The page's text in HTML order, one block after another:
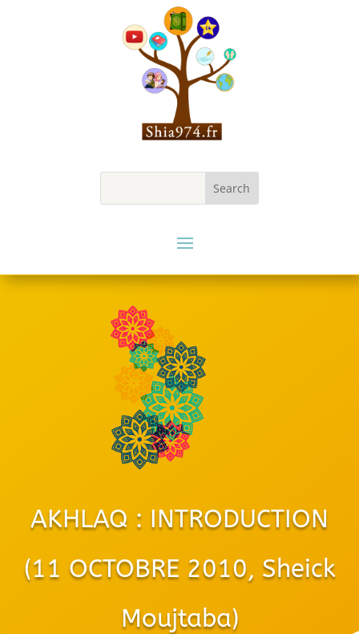
AKHLAQ : INTRODUCTION
(11 OCTOBRE 2010, Sheick
Moujtaba)